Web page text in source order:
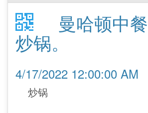
曼哈顿中
炒锅。
4/17/2022 12:00:00 AM
炒锅